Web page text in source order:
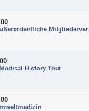
History Tour